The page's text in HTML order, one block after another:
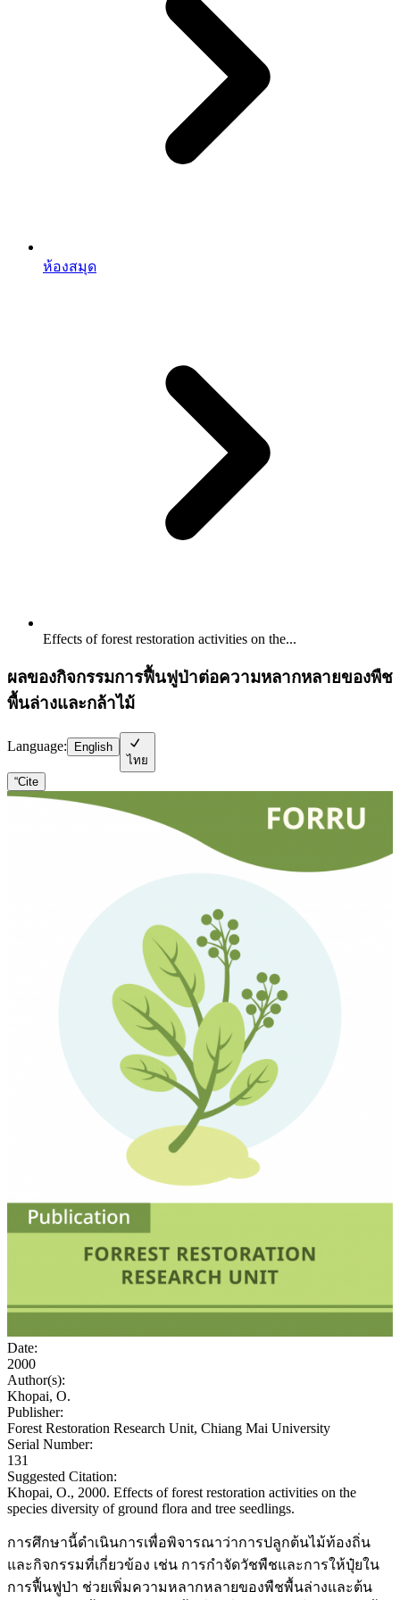
ห้องสมุด
Effects of forest restoration activities on the...
ผลของกิจกรรมการฟื้นฟูป่าต่อความหลากหลายของพืช
พื้นล่างและกล้าไม้
Language:
English
ไทย
“Cite
Date:
2000
Author(s):
Khopai, O.
Publisher:
Forest Restoration Research Unit, Chiang Mai University
Serial Number:
131
Suggested Citation:
Khopai, O., 2000. Effects of forest restoration activities on the
species diversity of ground flora and tree seedlings.
การศึกษานี้ดำเนินการเพื่อพิจารณาว่าการปลูกต้นไม้ท้องถิ่น
และกิจกรรมที่เกี่ยวข้อง เช่น การกำจัดวัชพืชและการให้ปุ๋ยใน
การฟื้นฟูป่า ช่วยเพิ่มความหลากหลายของพืชพื้นล่างและต้น